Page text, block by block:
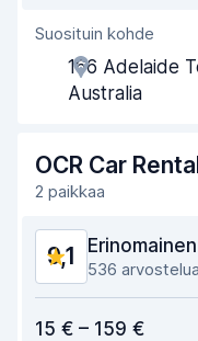
Toimihenkilön
Noutonopeus
Auton siisteys
Auton kunto
Suosituin kohde
166 Adelaide
Australia
OCR Car
2 paikkaa
9,1 Erinomainen
536 arvostelua
15 € – 159 €